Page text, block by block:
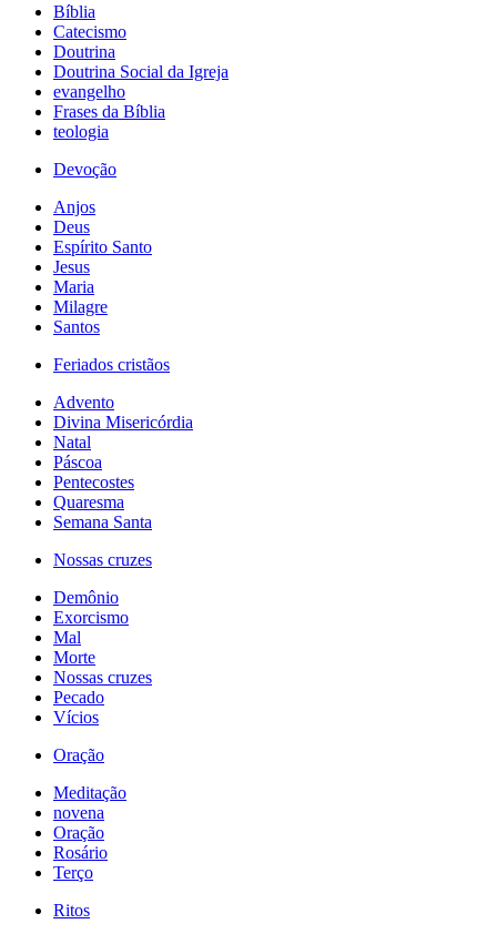
Bíblia
Catecismo
Doutrina
Doutrina Social da Igreja
evangelho
Frases da Bíblia
teologia
Devoção
Anjos
Deus
Espírito Santo
Jesus
Maria
Milagre
Santos
Feriados cristãos
Advento
Divina Misericórdia
Natal
Páscoa
Pentecostes
Quaresma
Semana Santa
Nossas cruzes
Demônio
Exorcismo
Mal
Morte
Nossas cruzes
Pecado
Vícios
Oração
Meditação
novena
Oração
Rosário
Terço
Ritos